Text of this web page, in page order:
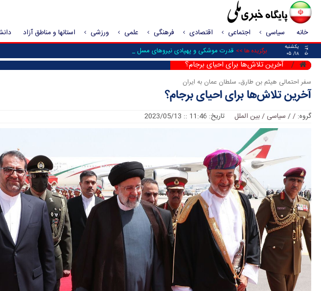
خانه سیاسی اجتماعی اقتصادی فرهنگی علمی ورزشی استانها و مناطق آزاد
۱۴۰۵
یکشنبه
۱۸/ ۰۵
برگزیده ها >> قدرت موشکی و پهپادی نیرو‌های مسلح ایران از _
آخرین تلاش‌ها برای احیای برجام؟
سفر احتمالی هیثم بن طارق، سلطان عمان به ایران
آخرین تلاش‌ها برای احیای برجام؟
گروه: /
/ سیاسی / بین الملل تاریخ: 11:46 :: 2023/05/13